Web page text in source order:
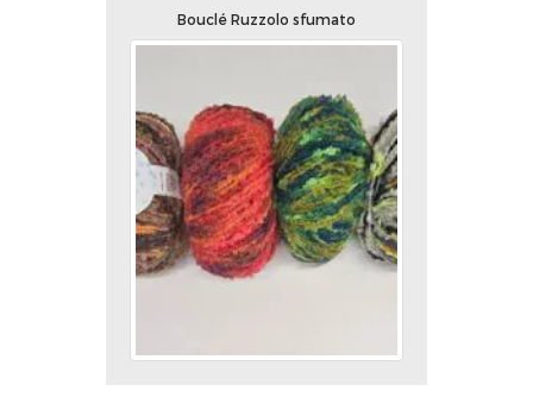
Bouclé Ruzzolo sfumato